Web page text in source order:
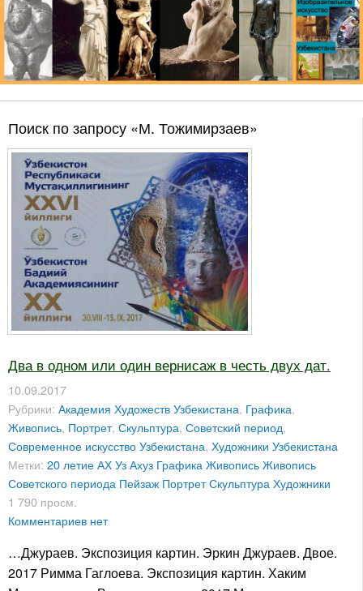
Поиск по запросу «М. Тожимирзаев»
Два в одном или один вернисаж в честь двух дат.
10.09.2017
Рубрики: Академия Художеств Узбекистана, Графика,
Живопись, Портрет, Скульптура, Советский период,
Современное искусство Узбекистана, Художники Узбекистана
Метки: 20 летие АХ УзАхуз Графика ЖивописьЖивопись
Советского периода Пейзаж ПортретСкульптура Художники
1 790 просм.
Комментариев нет
…Джураев. Экспозиция картин. Эркин Джураев. Двое.
2017 Римма Гаглоева. Экспозиция картин. Хаким